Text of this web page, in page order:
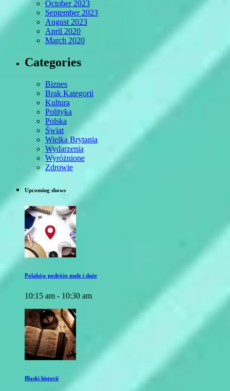
October 2023
September 2023
August 2023
April 2020
March 2020
Categories
Biznes
Brak Kategorii
Kultura
Polityka
Polska
Świat
Wielka Brytania
Wydarzenia
Wyróżnione
Zdrowie
Upcoming shows
Polaków podróże małe i duże
10:15 am - 10:30 am
Blaski historii